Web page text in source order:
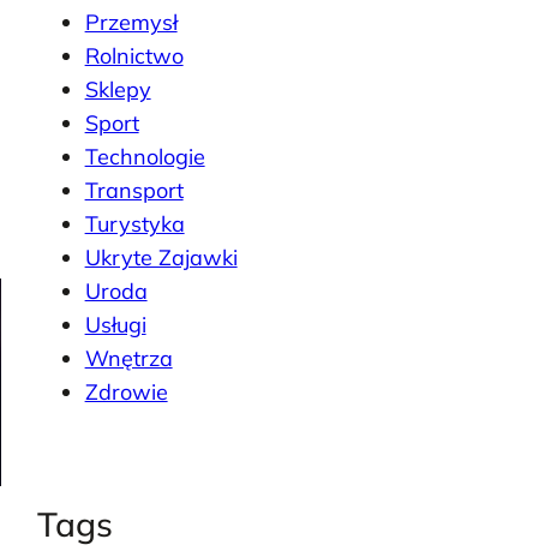
Przemysł
Rolnictwo
Sklepy
Sport
Technologie
Transport
Turystyka
Ukryte Zajawki
Uroda
Usługi
Wnętrza
Zdrowie
Tags